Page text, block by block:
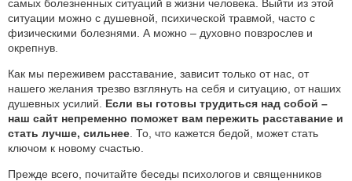
самых болезненных ситуаций в жизни человека. Выйти из этой
ситуации можно с душевной, психической травмой, часто с
физическими болезнями. А можно – духовно повзрослев и
окрепнув.
Как мы переживем расставание, зависит только от нас, от
нашего желания трезво взглянуть на себя и ситуацию, от наших
душевных усилий. Если вы готовы трудиться над собой –
наш сайт непременно поможет вам пережить расставание и
стать лучше, сильнее . То, что кажется бедой, может стать
ключом к новому счастью.
Прежде всего, почитайте беседы психологов и священников